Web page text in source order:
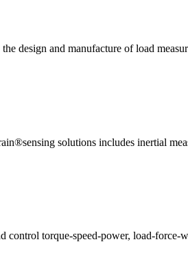
design and manufacture of load
solutions includes inertial
control torque-speed-power, load-